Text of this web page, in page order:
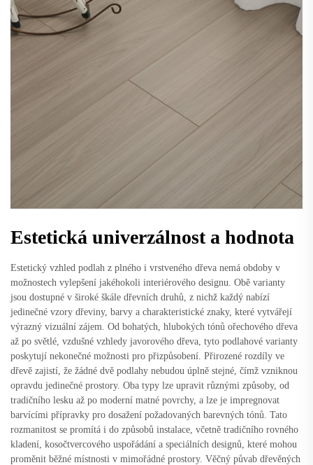
Estetická univerzálnost a hodnota
Estetický vzhled podlah z plného i vrstveného dřeva nemá obdoby v
možnostech vylepšení jakéhokoli interiérového designu. Obě varianty
jsou dostupné v široké škále dřevních druhů, z nichž každý nabízí
jedinečné vzory dřeviny, barvy a charakteristické znaky, které vytvářejí
výrazný vizuální zájem. Od bohatých, hlubokých tónů ořechového dřeva
až po světlé, vzdušné vzhledy javorového dřeva, tyto podlahové varianty
poskytují nekonečné možnosti pro přizpůsobení. Přirozené rozdíly ve
dřevě zajistí, že žádné dvě podlahy nebudou úplně stejné, čímž vzniknou
opravdu jedinečné prostory. Oba typy lze upravit různými způsoby, od
tradičního lesku až po moderní matné povrchy, a lze je impregnovat
barvícími přípravky pro dosažení požadovaných barevných tónů. Tato
rozmanitost se promítá i do způsobů instalace, včetně tradičního rovného
kladení, kosočtvercového uspořádání a speciálních designů, které mohou
proměnit běžné místnosti v mimořádné prostory. Věčný půvab dřevěných